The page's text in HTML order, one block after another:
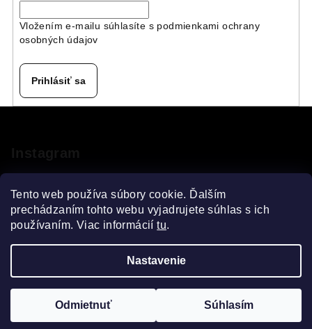
Tento web používa súbory cookie. Ďalším
prechádzaním tohto webu vyjadrujete súhlas s ich
používaním. Viac informáciítu.
Nastavenie
Odmietnuť Súhlasím
Vložením e-mailu súhlasíte s podmienkami ochrany
osobných údajov
Prihlásiť sa
ä
Sledovať na Instagrame
Upraviť nastavenie cookies
Vytvoril Shoptet